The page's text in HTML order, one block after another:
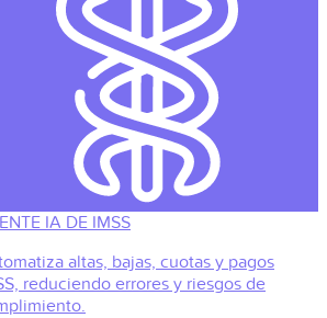
IA DE IMSS
altas, bajas, cuotas y pagos
reduciendo errores y riesgos de